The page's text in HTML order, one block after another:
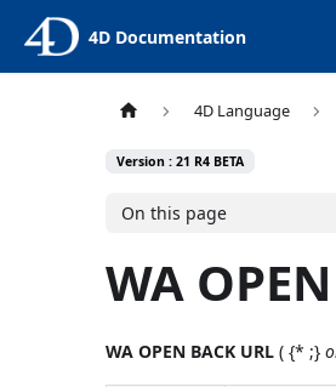
4D Documentation
4D Language
Version : 21 R4 BETA
On this page
WA
WA OPEN BACK URL ( {* ;}